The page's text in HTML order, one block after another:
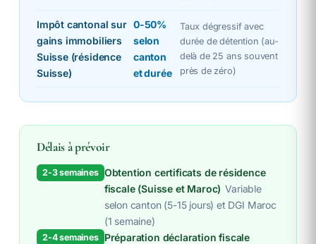
Impôt cantonal sur
gains immobiliers
Suisse (résidence
Suisse)
0-50%
selon
canton
et durée
Taux dégressif avec
durée de détention (au-
delà de 25 ans souvent
près de zéro)
Délais à prévoir
2-3 semaines Obtention certificats de résidence
fiscale (Suisse et Maroc) Variable
selon canton (5-15 jours) et DGI Maroc
(1 semaine)
2-4 semaines
Préparation déclaration fiscale